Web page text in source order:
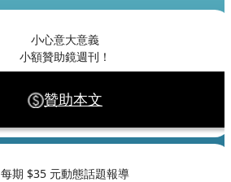
小心意大意義
小額贊助鏡週刊！
贊助本文
每期 $35 元動態話題報導